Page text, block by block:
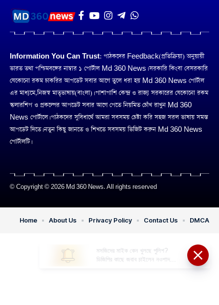
Information You Can Trust: পাঠকদের Feedback(প্রতিক্রিয়া) অনুয়ায়ী
ভারত তথা পশ্চিমবঙ্গের নাম্বার ১ পোর্টাল Md 360 News। সরকারি কিংবা বেসরকারি
যেকোনো রকম চাকরির আপডেট সবার আগে তুলে ধরা হয় Md 360 News পোর্টাল
এর মাধ্যমে,নিজস্ব মাতৃভাষায়(বাংলা)। পাশাপাশি কেন্দ্র ও রাজ্য সরকারের যেকোনো রকম
স্কলারশিপ ও প্রকল্পের আপডেট সবার আগে পেতে নিয়মিত চোঁখ রাখুন Md 360
News পোর্টালে। পাঠকদের সুবিধার্থে আমরা সবসময় চেষ্টা করি সহজ সরল ভাষায় সমস্ত
আপডেট দিতে। নতুন কিছু জানতে ও শিখতে সবসময় ভিজিট করুন Md 360 News
পোর্টালটি।
© Copyright © 2026 Md 360 News. All rights reserved
Home About Us Privacy Policy Contact Us DMCA
মসজিদের মাইক কেন খুলছে পুলিশ?
ডিজিপির কাছে জবাব চাইলেন নওশাদ